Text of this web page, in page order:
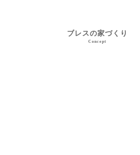
ブレスの家づくり
Concept